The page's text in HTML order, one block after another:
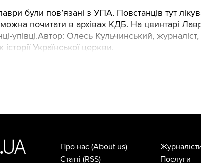
були пов’язані з УПА. Повстанців тут
почитати в архівах КДБ. На цвинтарі
упівці.Автор: Олесь Кульчинський,
Української церкви.
Про нас (About us)
Статті (RSS)
Послуги